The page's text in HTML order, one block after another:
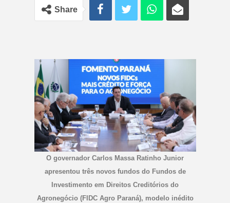
Share
O governador Carlos Massa Ratinho Junior
apresentou três novos fundos do Fundos de
Investimento em Direitos Creditórios do
Agronegócio (FIDC Agro Paraná), modelo inédito